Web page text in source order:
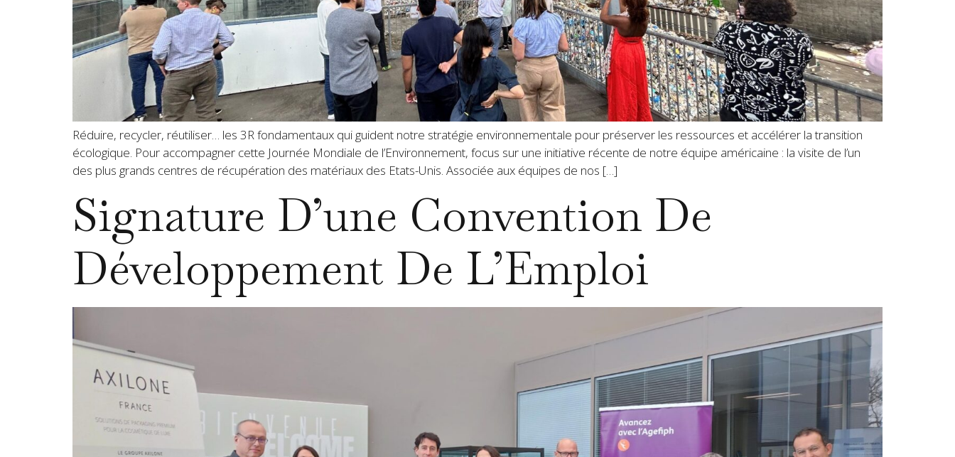
Réduire, recycler, réutiliser… les 3R fondamentaux qui guident notre stratégie environnementale pour préserver les ressources et accélérer la transition
écologique. Pour accompagner cette Journée Mondiale de l’Environnement, focus sur une initiative récente de notre équipe américaine : la visite de l’un
des plus grands centres de récupération des matériaux des Etats-Unis. Associée aux équipes de nos […]
Signature D’une Convention De
Développement De L’Emploi